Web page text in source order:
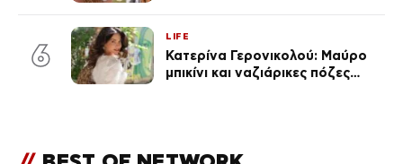
6
LIFE
Κατερίνα Γερονικολού: Μαύρο
μπικίνι και ναζιάρικες πόζες